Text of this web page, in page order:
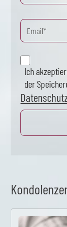
Ich
der